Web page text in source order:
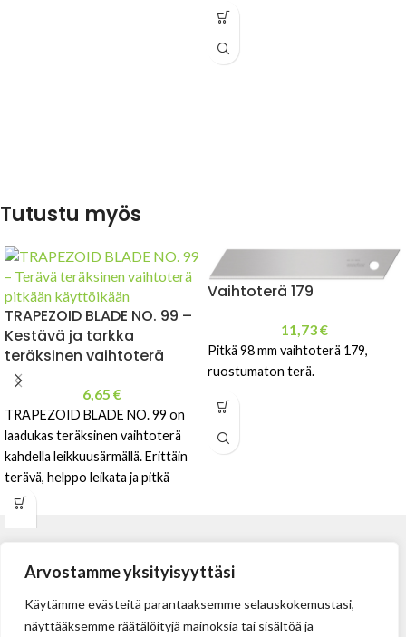
Arvostamme yksityisyyttäsi
Käytämme evästeitä parantaaksemme selauskokemustasi,
näyttääksemme räätälöityjä mainoksia tai sisältöä ja
Tutustu myös
TRAPEZOID BLADE NO. 99 –
Kestävä ja tarkka
teräksinen vaihtoterä
6,65 €
TRAPEZOID BLADE NO. 99 on
laadukas teräksinen vaihtoterä
kahdella leikkuusärmällä. Erittäin
terävä, helppo leikata ja pitkä
käyttöikä. 60,0 mm pituus, 19 mm
Vaihtoterä 179
11,73€
Pitkä 98 mm vaihtoterä 179,
ruostumaton terä.